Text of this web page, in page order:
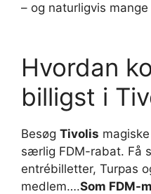
– og naturligvis
Hvordan
billigst i
Besøg Tivolis
særlig FDM-rabat. Få
entrébilletter, Turpas
medlem….Som FDM-